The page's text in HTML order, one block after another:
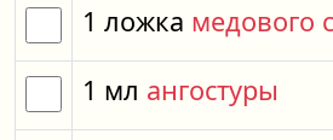
1 ложка медового
1 мл ангостуры